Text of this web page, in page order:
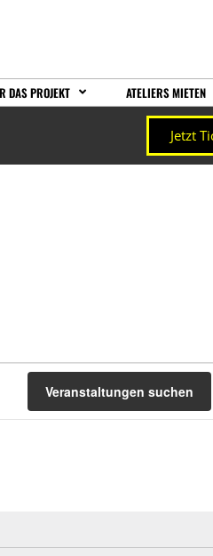
DAS PROJEKT ATELIERS MIETEN
Jetzt
Veranstaltungen suchen